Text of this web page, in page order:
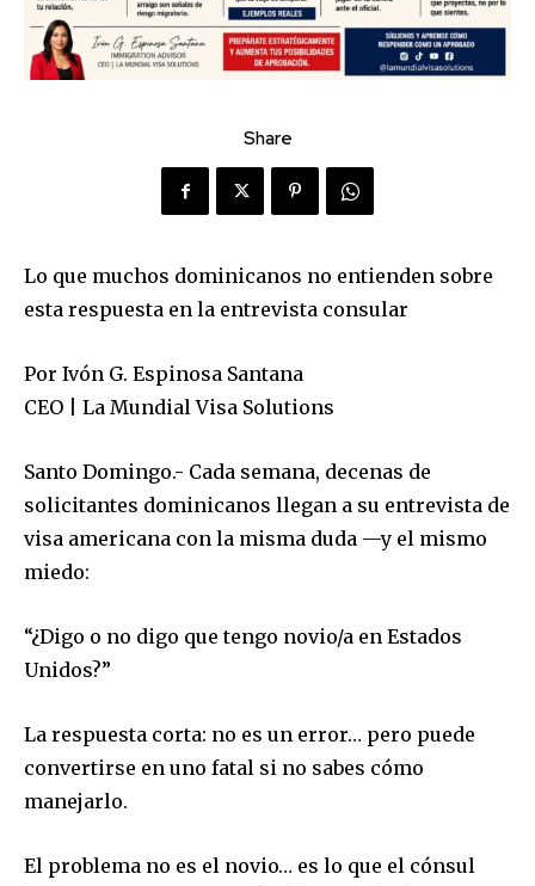
Share
Lo que muchos dominicanos no entienden sobre
esta respuesta en la entrevista consular
Por Ivón G. Espinosa Santana
CEO | La Mundial Visa Solutions
Santo Domingo.- Cada semana, decenas de
solicitantes dominicanos llegan a su entrevista de
visa americana con la misma duda —y el mismo
miedo:
“¿Digo o no digo que tengo novio/a en Estados
Unidos?”
La respuesta corta: no es un error… pero puede
convertirse en uno fatal si no sabes cómo
manejarlo.
El problema no es el novio… es lo que el cónsul